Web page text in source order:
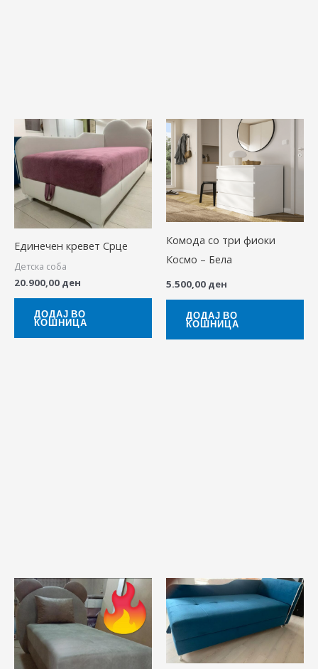
Единечен кревет Срце
Детска соба
20.900,00 ден
ДОДАЈ ВО
КОШНИЦА
Комода со три фиоки
Космо – Бела
5.500,00 ден
ДОДАЈ ВО
КОШНИЦА